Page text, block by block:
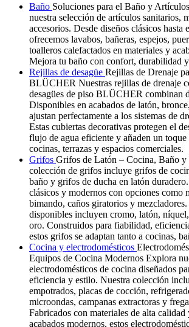
Baño Soluciones para el Baño y
nuestra selección de artículos sanitarios,
accesorios. Desde diseños clásicos hasta
ofrecemos lavabos, bañeras, espejos,
toalleros calefactados en materiales y
Mejora tu baño con confort, durabilidad
Rejillas de desagüe Rejillas de Drenaje
BLÜCHER Nuestras rejillas de drenaje
desagües de piso BLÜCHER combinan
Disponibles en acabados de latón,
ajustan perfectamente a los sistemas de
Estas cubiertas decorativas protegen el
flujo de agua eficiente y añaden un toque
cocinas, terrazas y espacios comerciales.
Grifos Grifos de Latón – Cocina, Baño y
colección de grifos incluye grifos de
baño y grifos de ducha en latón
clásicos y modernos con opciones como
bimando, caños giratorios y
disponibles incluyen cromo, latón,
oro. Construidos para fiabilidad,
estos grifos se adaptan tanto a cocinas,
Cocina y electrodomésticos
Equipos de Cocina Modernos Explora
electrodomésticos de cocina diseñados
eficiencia y estilo. Nuestra colección
empotrados, placas de cocción,
microondas, campanas extractoras y
Fabricados con materiales de alta calidad
acabados modernos, estos